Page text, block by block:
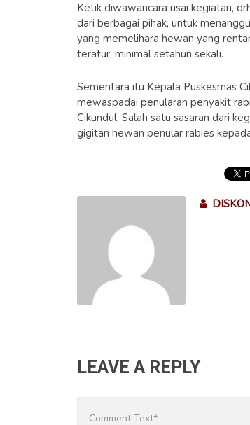
Ketik diwawancara usai kegiatan,
dari berbagai pihak, untuk
yang memelihara hewan yang
teratur, minimal setahun sekali.
Sementara itu Kepala Puskesmas
mewaspadai penularan penyakit
Cikundul. Salah satu sasaran dari
gigitan hewan penular rabies
LEAVE A REPLY